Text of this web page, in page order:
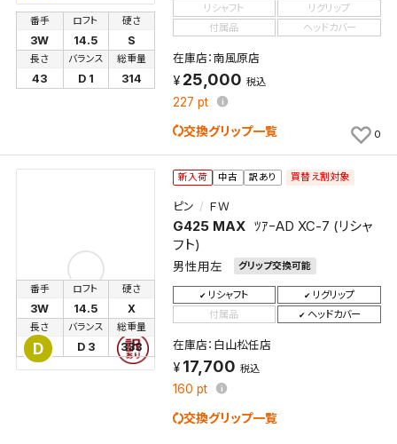
番手
3W
ロフト
14.5
硬さ
S
長さ
43
バランス
D 1
総重量
314
リシャフト
リグリップ
付属品
ヘッドカバー
在庫店：南風原店
25,000 税込
227 pt
交換グリップ一覧 0
D
新入荷 中古 訳あり 買替え割対象
ピン ＦＷ
G425 MAX ﾂｱｰAD XC-7 (リシャ
フト)
男性用左 グリップ交換可能
番手
3W
ロフト
14.5
硬さ
X
長さ
43
バランス
D 3
総重量
333
リシャフト
リグリップ
付属品
ヘッドカバー
在庫店：白山松任店
17,700 税込
160 pt
交換グリップ一覧